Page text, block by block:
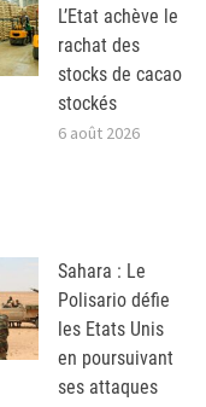
L’Etat achève le
rachat des
stocks de cacao
stockés
6 août 2026
Sahara : Le
Polisario défie
les Etats Unis
en poursuivant
ses attaques